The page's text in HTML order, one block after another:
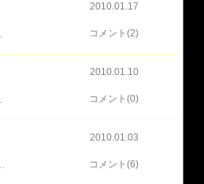
2010.01.17
コメント(2)
2010.01.10
コメント(0)
2010.01.03
コメント(6)